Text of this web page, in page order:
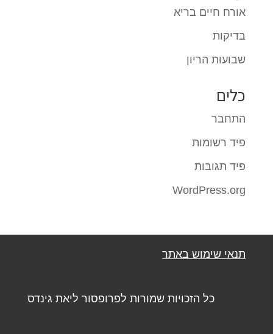
אורח חיים בריא
בדיקות
שבועות הריון
כלים
התחבר
פיד רשומות
פיד תגובות
WordPress.org
תנאי שימוש באתר
כל הזכויות שמורות לפרופסור ליאת גינדס